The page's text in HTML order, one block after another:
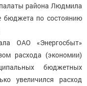
района Людмила
бюджета по состоянию
ОАО «Энергосбыт»
расхода (экономии)
бюджетных
увеличился расход